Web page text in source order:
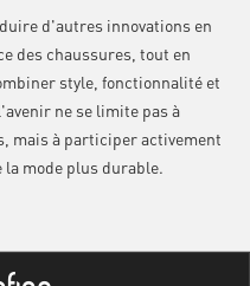
d'autres innovations en
des chaussures, tout en
style, fonctionnalité et
ne se limite pas à
mais à participer activement
mode plus durable.